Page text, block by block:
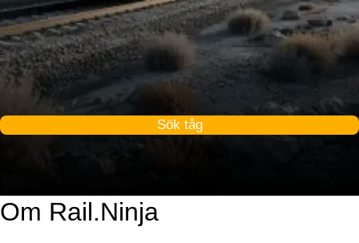
Sök tåg
Om Rail.Ninja